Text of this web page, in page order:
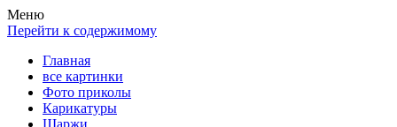
Весела хата — прикольные картинки, смешные истории, клипы!
Покажем всем ваши фото приколы, карикатуры, шаржи, стихи,
Меню
Перейти к содержимому
Главная
все картинки
Фото приколы
Карикатуры
Шаржи